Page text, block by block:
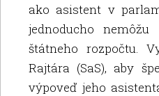
ako asistent v
jednoducho
štátneho rozpočtu.
Rajtára (SaS), aby
výpoveď jeho